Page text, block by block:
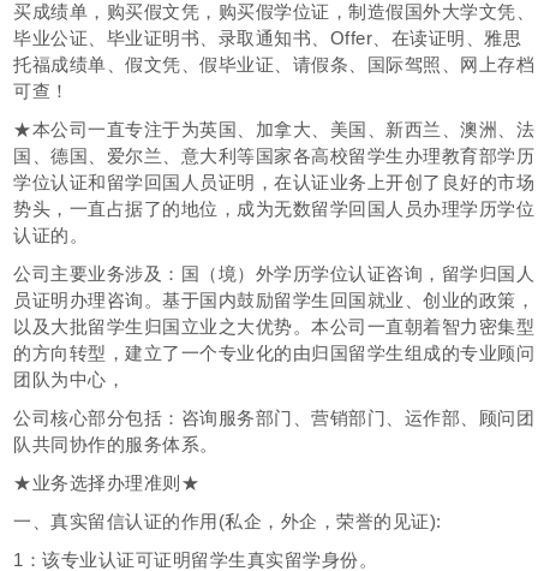
买成绩单，购买假文凭，购买假学位证，制造假国外大学文凭、
毕业公证、毕业证明书、录取通知书、Offer、在读证明、雅思
托福成绩单、假文凭、假毕业证、请假条、国际驾照、网上存档
可查！
★本公司一直专注于为英国、加拿大、美国、新西兰、澳洲、法
国、德国、爱尔兰、意大利等国家各高校留学生办理教育部学历
学位认证和留学回国人员证明，在认证业务上开创了良好的市场
势头，一直占据了的地位，成为无数留学回国人员办理学历学位
认证的。
公司主要业务涉及：国（境）外学历学位认证咨询，留学归国人
员证明办理咨询。基于国内鼓励留学生回国就业、创业的政策，
以及大批留学生归国立业之大优势。本公司一直朝着智力密集型
的方向转型，建立了一个专业化的由归国留学生组成的专业顾问
团队为中心，
公司核心部分包括：咨询服务部门、营销部门、运作部、顾问团
队共同协作的服务体系。
★业务选择办理准则★
一、真实留信认证的作用(私企，外企，荣誉的见证):
1：该专业认证可证明留学生真实留学身份。